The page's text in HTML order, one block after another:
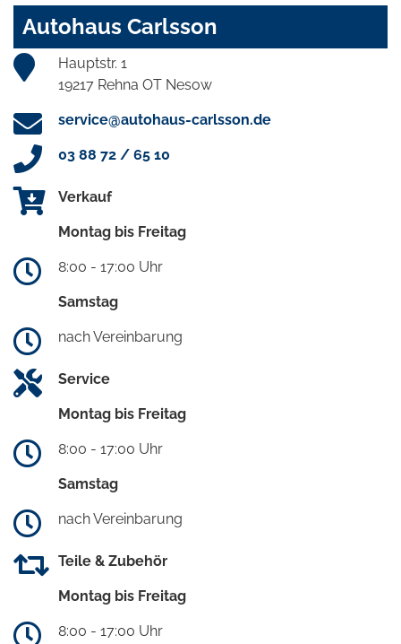
Autohaus Carlsson
Hauptstr. 1
19217 Rehna OT Nesow
service@autohaus-carlsson.de
03 88 72 / 65 10
Verkauf
Montag bis Freitag
8:00 - 17:00 Uhr
Samstag
nach Vereinbarung
Service
Montag bis Freitag
8:00 - 17:00 Uhr
Samstag
nach Vereinbarung
Teile & Zubehör
Montag bis Freitag
8:00 - 17:00 Uhr